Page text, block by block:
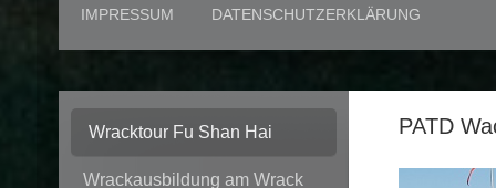
IMPRESSUM DATENSCHUTZERKLÄRUNG
PATD
Wracktour Fu Shan Hai
Wrackausbildung am Wrack